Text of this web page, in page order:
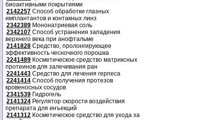
биоактивными покрытиями
2142257 Способ обработки глазных
имплантантов и контакных линз
2342389 Мононатриевая соль
2342107 Способ устранения западения
верхнего века при анофтальме
2141828 Средство, пролонгирующее
эффективность чесночного порошка
2241489 Косметическое средство матриксных
протеинов для залечивания ран
2241443 Средство для лечения герпеса
2241414 Способ получения протезов
кровеносных сосудов
2341539 Гидрогель
2141324 Регулятор скорости воздействия
препарата для инъекций
2141312 Косметическое средство для ухода за